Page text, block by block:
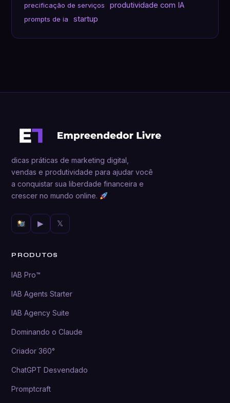
precificação de serviços produtividade com IA
prompts de ia startup
dicas práticas de marketing digital,
vendas e produtividade para ajudar você
a conquistar sua liberdade financeira e
crescer no mundo online.
▶ 𝕏
PRODUTOS
IAB Pro™
IAB Agents Starter
IAB Agency Suite
Dominando o Claude
Criador 360°
ChatGPT Desvendado
Promptcraft